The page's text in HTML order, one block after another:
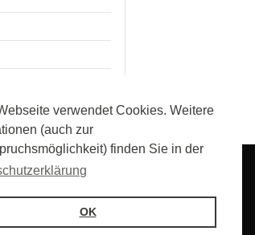
verwendet Cookies. Weitere
(auch zur
finden Sie in der
OK
holidayplanet.de